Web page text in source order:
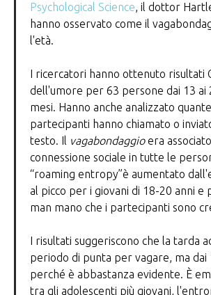
Psychological Science, il dottor
hanno osservato come il
l'età.
I ricercatori hanno ottenuto risultati
dell'umore per 63 persone dai 13 ai
mesi. Hanno anche analizzato
partecipanti hanno chiamato o
testo. Il vagabondaggioera
connessione sociale in tutte le
“roaming entropy”è aumentato
al picco per i giovani di 18-20 anni e
man mano che i partecipanti sono
I risultati suggeriscono che la tarda
periodo di punta per vagare, ma dai
perché è abbastanza evidente. È
tra gli adolescenti più giovani,